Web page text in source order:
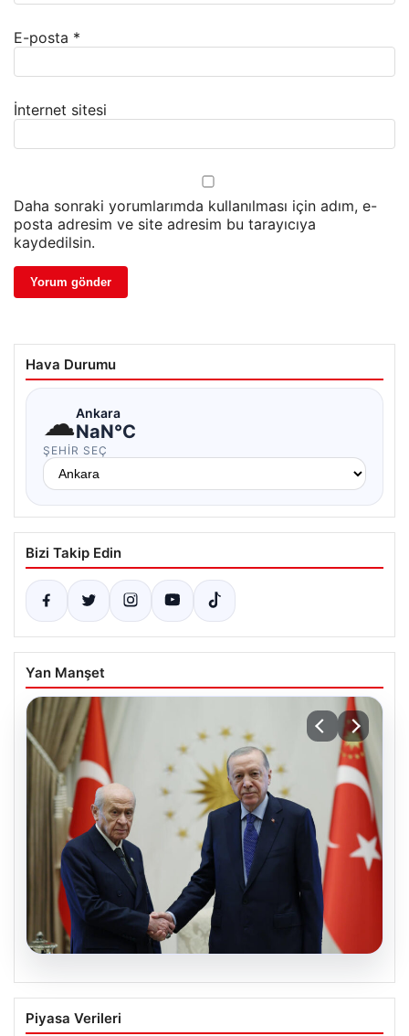
E-posta *
İnternet sitesi
Daha sonraki yorumlarımda kullanılması için adım, e-
posta adresim ve site adresim bu tarayıcıya
kaydedilsin.
Hava Durumu
☁Ankara
NaN°C
ŞEHIR SEÇ
Bizi Takip Edin
Yan Manşet
Cumhurbaşkanı Erdoğan, Devlet
Bahçeli ile görüştü
Piyasa Verileri